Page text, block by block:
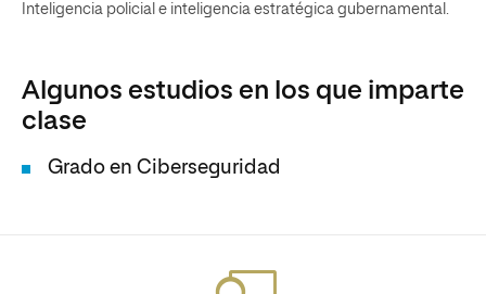
Inteligencia policial e inteligencia estratégica gubernamental.
Algunos estudios en los que imparte
clase
Grado en Ciberseguridad